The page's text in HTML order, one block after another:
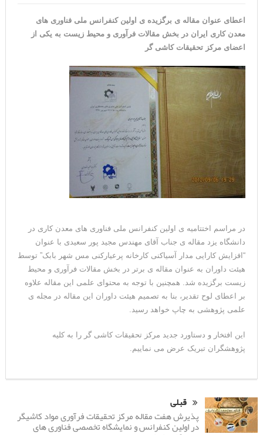
اعطای عنوان مقاله ی برگزیده ی اولین کنفرانس ملی فناوری های
معدن کاری ایران در بخش مقالات فرآوری و محیط زیست به یکی از
اعضای مرکز تحقیقات کاشی گر
در مراسم اختتامیه ی اولین کنفرانس ملی فناوری های معدن کاری در
دانشگاه یزد مقاله ی جناب آقای مهندس مجید پور سعیدی با عنوان
“افزایش کارایی مدار آسیاکنی کارخانه پرعیارکنی مس شهر بابک” توسط
هیئت داوران به عنوان مقاله ی برتر در بخش مقالات فرآوری و محیط
زیست برگزیده شد. همچنین با توجه به محتوای علمی این مقاله علاوه
بر اعطای لوح تقدیر، بنا به تصمیم هیئت داوران این مقاله در مجله ی
علمی پژوهشی به چاپ خواهد رسید.
این افتخار و دستاورد جدید مرکز تحقیقات کاشی گر را به کلیه
پژوهشگران تبریک عرض می نماییم.
قبلی
پذیرش هفت مقاله مرکز تحقیقات فرآوری مواد کاشیگر
در اولین کنفرانس و نمایشگاه تخصصی فناوری های